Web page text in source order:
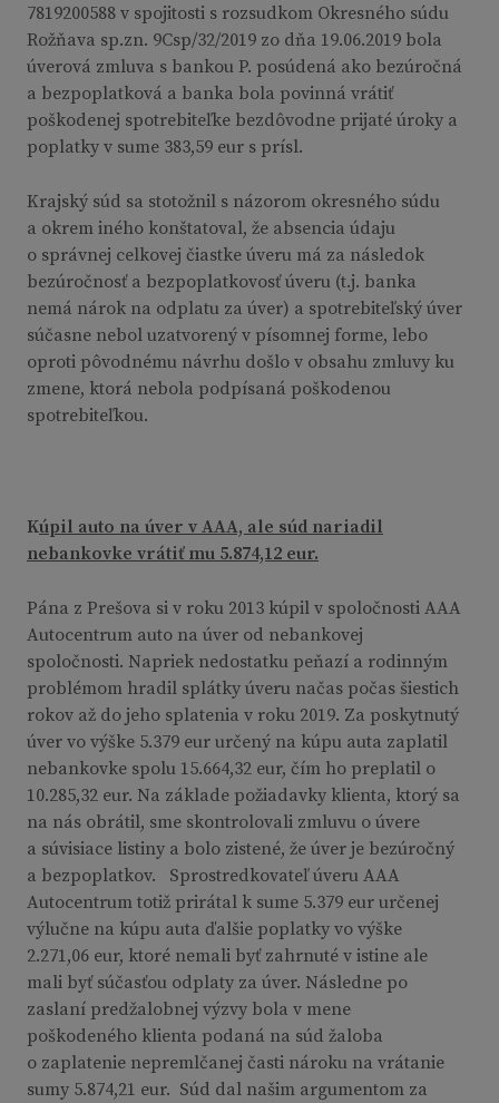
7819200588 v spojitosti s rozsudkom Okresného súdu
Rožňava sp.zn. 9Csp/32/2019 zo dňa 19.06.2019 bola
úverová zmluva s bankou P. posúdená ako bezúročná
a bezpoplatková a banka bola povinná vrátiť
poškodenej spotrebiteľke bezdôvodne prijaté úroky a
poplatky v sume 383,59 eur s prísl.
Krajský súd sa stotožnil s názorom okresného súdu
a okrem iného konštatoval, že absencia údaju
o správnej celkovej čiastke úveru má za následok
bezúročnosť a bezpoplatkovosť úveru (t.j. banka
nemá nárok na odplatu za úver) a spotrebiteľský úver
súčasne nebol uzatvorený v písomnej forme, lebo
oproti pôvodnému návrhu došlo v obsahu zmluvy ku
zmene, ktorá nebola podpísaná poškodenou
spotrebiteľkou.
Kúpil auto na úver v AAA, ale súd nariadil
nebankovke vrátiť mu 5.874,12 eur.
Pána z Prešova si v roku 2013 kúpil v spoločnosti AAA
Autocentrum auto na úver od nebankovej
spoločnosti. Napriek nedostatku peňazí a rodinným
problémom hradil splátky úveru načas počas šiestich
rokov až do jeho splatenia v roku 2019. Za poskytnutý
úver vo výške 5.379 eur určený na kúpu auta zaplatil
nebankovke spolu 15.664,32 eur, čím ho preplatil o
10.285,32 eur. Na základe požiadavky klienta, ktorý sa
na nás obrátil, sme skontrolovali zmluvu o úvere
a súvisiace listiny a bolo zistené, že úver je bezúročný
a bezpoplatkov. Sprostredkovateľ úveru AAA
Autocentrum totiž prirátal k sume 5.379 eur určenej
výlučne na kúpu auta ďalšie poplatky vo výške
2.271,06 eur, ktoré nemali byť zahrnuté v istine ale
mali byť súčasťou odplaty za úver. Následne po
zaslaní predžalobnej výzvy bola v mene
poškodeného klienta podaná na súd žaloba
o zaplatenie nepremlčanej časti nároku na vrátanie
sumy 5.874,21 eur. Súd dal našim argumentom za